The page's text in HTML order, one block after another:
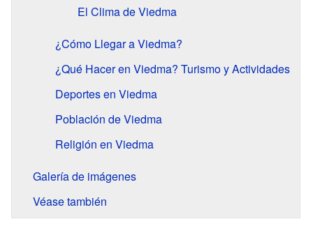
El Clima de Viedma
¿Cómo Llegar a Viedma?
¿Qué Hacer en Viedma? Turismo y Actividades
Deportes en Viedma
Población de Viedma
Religión en Viedma
Galería de imágenes
Véase también